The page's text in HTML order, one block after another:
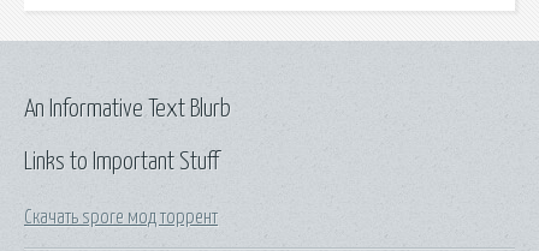
Links to Important Stuff
Скачать spore мод торрент
An Informative Text Blurb